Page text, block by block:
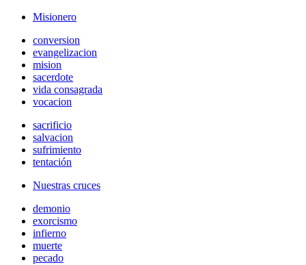
Misionero
conversion
evangelizacion
mision
sacerdote
vida consagrada
vocacion
sacrificio
salvacion
sufrimiento
tentación
Nuestras cruces
demonio
exorcismo
infierno
muerte
pecado